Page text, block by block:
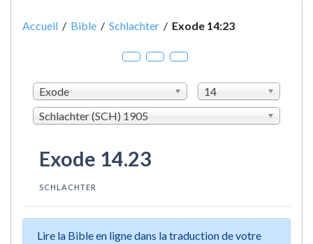
Accueil / Bible / Schlachter / Exode 14:23
Exode
14
Schlachter (SCH) 1905
Exode 14.23
SCHLACHTER
Lire la Bible en ligne dans la traduction de votre